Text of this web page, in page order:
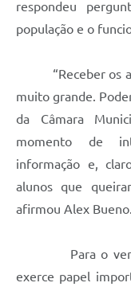
respondeu
população e o
“Receber os
muito grande.
da Câmara
momento de
informação e,
alunos que
afirmou Alex Bueno.
Para o
exerce papel